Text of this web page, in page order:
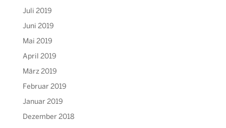
Juli 2019
Juni 2019
Mai 2019
April 2019
März 2019
Februar 2019
Januar 2019
Dezember 2018